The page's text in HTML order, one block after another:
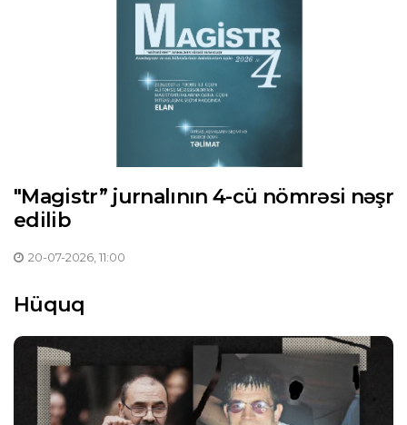
"Magistr” jurnalının 4-cü nömrəsi nəşr
edilib
20-07-2026, 11:00
Hüquq